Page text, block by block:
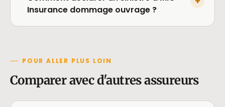
Insurance dommage ouvrage ?
POUR ALLER PLUS LOIN
Comparer avec d'autres assureurs